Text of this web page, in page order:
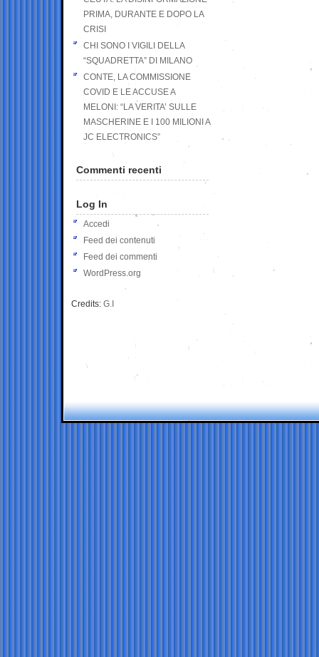
PRIMA, DURANTE E DOPO LA
CRISI
CHI SONO I VIGILI DELLA
“SQUADRETTA” DI MILANO
CONTE, LA COMMISSIONE
COVID E LE ACCUSE A
MELONI: “LA VERITA’ SULLE
MASCHERINE E I 100 MILIONI A
JC ELECTRONICS”
Commenti recenti
Log In
Accedi
Feed dei contenuti
Feed dei commenti
WordPress.org
Credits: G.I